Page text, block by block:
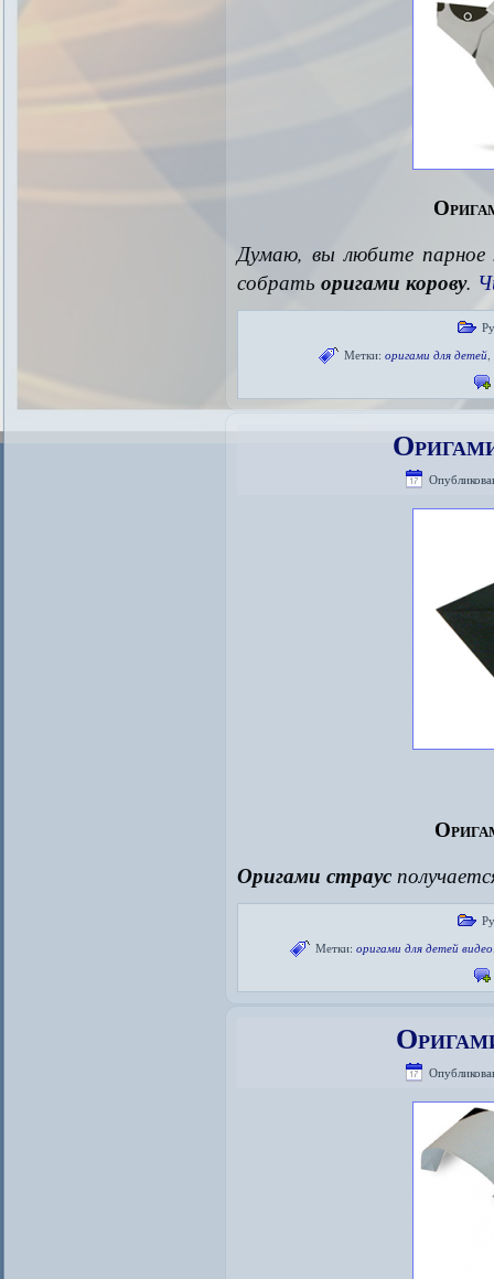
Думаю, вы любите парное
собрать оригами корову.
Метки: оригами для детей,
Оригами страус
Метки: оригами для детей видео